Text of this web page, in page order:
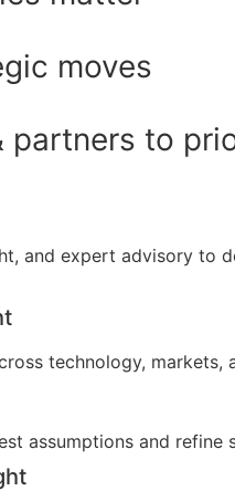
moves
partners to
and expert advisory
technology, markets,
assumptions and refine